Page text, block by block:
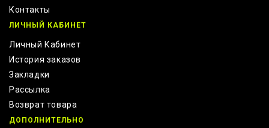
Контакты
ЛИЧНЫЙ КАБИНЕТ
Личный Кабинет
История заказов
Закладки
Рассылка
Возврат товара
ДОПОЛНИТЕЛЬНО